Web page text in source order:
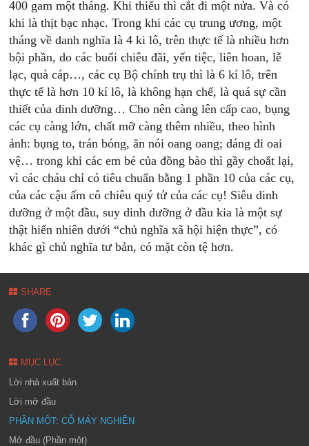
400 gam một tháng. Khi thiếu thì cắt đi một nửa. Và có
khi là thịt bạc nhạc. Trong khi các cụ trung ương, một
tháng về danh nghĩa là 4 ki lô, trên thực tế là nhiều hơn
bội phần, do các buổi chiêu đãi, yến tiệc, liên hoan, lễ
lạc, quà cáp…, các cụ Bộ chính trụ thì là 6 kí lô, trên
thực tế là hơn 10 kí lô, là không hạn chế, là quá sự cần
thiết của dinh dưỡng… Cho nên càng lên cấp cao, bụng
các cụ càng lớn, chất mỡ càng thêm nhiều, theo hình
ảnh: bụng to, trán bóng, ăn nói oang oang; dáng đi oai
vệ… trong khi các em bé của đồng bào thì gầy choắt lại,
vì các cháu chỉ có tiêu chuẩn bằng 1 phần 10 của các cụ,
của các cậu ấm cô chiêu quý tử của các cụ! Siêu dinh
dưỡng ở một đầu, suy dinh dưỡng ở đầu kia là một sự
thật hiển nhiên dưới “chủ nghĩa xã hội hiện thực”, có
khác gì chủ nghĩa tư bản, có mặt còn tệ hơn.
SHARE
MỤC LỤC
Lời nhà xuất bản
Lời mở đầu
PHẦN MỘT: CỖ MÁY NGHIỀN
Mở đầu (Phần một)